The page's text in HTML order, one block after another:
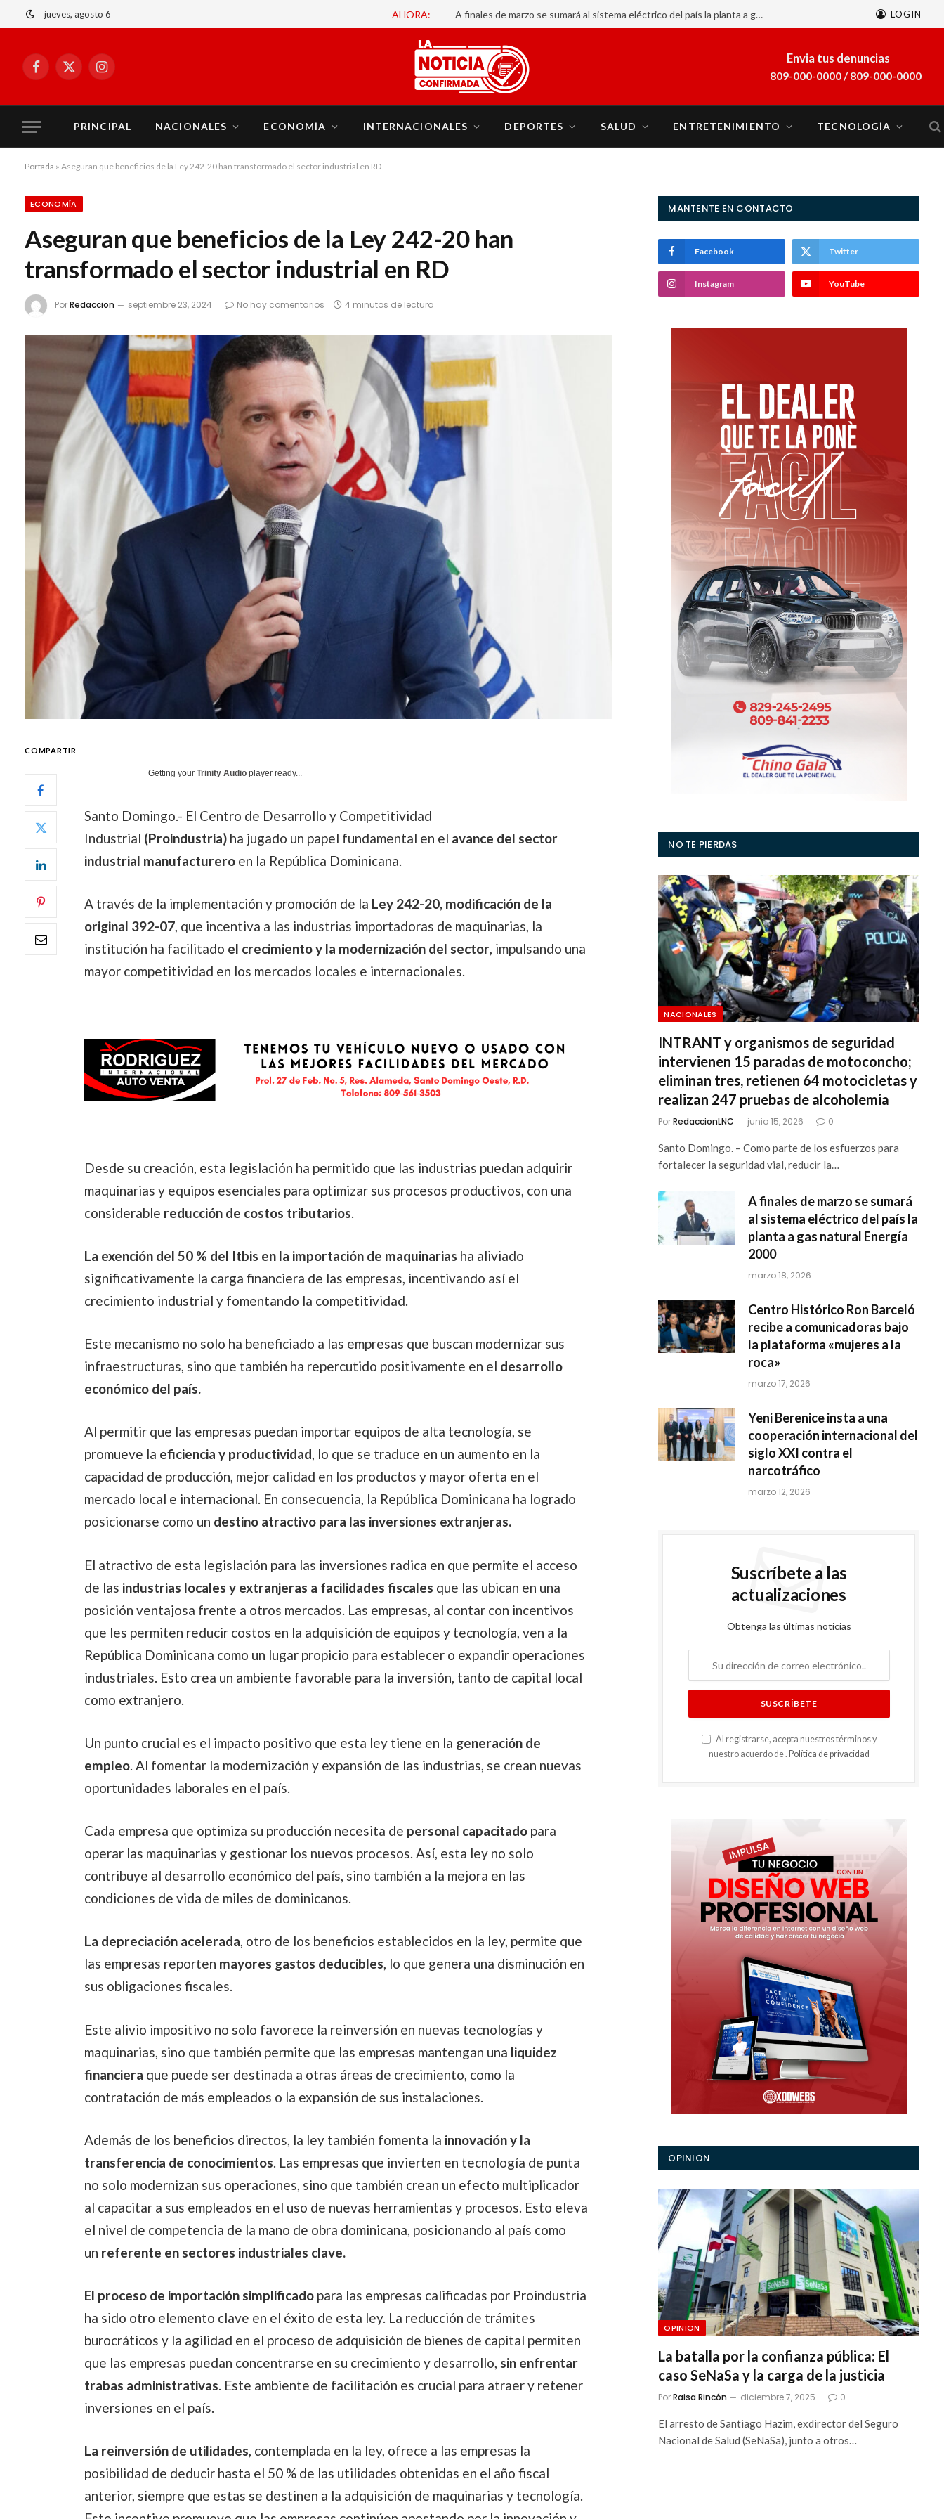
jueves, agosto 6 AHORA: A finales de marzo se sumará al sistema eléctrico del país la planta a gas natural Energía 2000 LOGIN
Facebook
X
Instagram
Envia tus denuncias
809-000-0000 / 809-000-0000
PRINCIPAL NACIONALES ECONOMÍA INTERNACIONALES DEPORTES SALUD ENTRETENIMIENTO TECNOLOGÍA
Portada » Aseguran que beneficios de la Ley 242-20 han transformado el sector industrial en RD
ECONOMÍA
Aseguran que beneficios de la Ley 242-20 han
transformado el sector industrial en RD
PorRedaccion septiembre 23, 2024 No hay comentarios 4 minutos de lectura
COMPARTIR
Getting your Trinity Audioplayer ready...
Santo Domingo.- El Centro de Desarrollo y Competitividad
Industrial (Proindustria)ha jugado un papel fundamental en el avance del sector
industrial manufactureroen la República Dominicana.
A través de la implementación y promoción de la Ley 242-20, modificación de la
original 392-07, que incentiva a las industrias importadoras de maquinarias, la
institución ha facilitado el crecimiento y la modernización del sector, impulsando una
mayor competitividad en los mercados locales e internacionales.
Desde su creación, esta legislación ha permitido que las industrias puedan adquirir
maquinarias y equipos esenciales para optimizar sus procesos productivos, con una
considerable reducción de costos tributarios.
La exención del 50 % del Itbis en la importación de maquinarias ha aliviado
significativamente la carga financiera de las empresas, incentivando así el
crecimiento industrial y fomentando la competitividad.
Este mecanismo no solo ha beneficiado a las empresas que buscan modernizar sus
infraestructuras, sino que también ha repercutido positivamente en el desarrollo
económico del país.
Al permitir que las empresas puedan importar equipos de alta tecnología, se
promueve la eficiencia y productividad, lo que se traduce en un aumento en la
capacidad de producción, mejor calidad en los productos y mayor oferta en el
mercado local e internacional. En consecuencia, la República Dominicana ha logrado
posicionarse como un destino atractivo para las inversiones extranjeras.
El atractivo de esta legislación para las inversiones radica en que permite el acceso
de las industrias locales y extranjeras a facilidades fiscales que las ubican en una
posición ventajosa frente a otros mercados. Las empresas, al contar con incentivos
que les permiten reducir costos en la adquisición de equipos y tecnología, ven a la
República Dominicana como un lugar propicio para establecer o expandir operaciones
industriales. Esto crea un ambiente favorable para la inversión, tanto de capital local
como extranjero.
Un punto crucial es el impacto positivo que esta ley tiene en la generación de
empleo. Al fomentar la modernización y expansión de las industrias, se crean nuevas
oportunidades laborales en el país.
Cada empresa que optimiza su producción necesita de personal capacitadopara
operar las maquinarias y gestionar los nuevos procesos. Así, esta ley no solo
contribuye al desarrollo económico del país, sino también a la mejora en las
condiciones de vida de miles de dominicanos.
La depreciación acelerada, otro de los beneficios establecidos en la ley, permite que
las empresas reporten mayores gastos deducibles, lo que genera una disminución en
sus obligaciones fiscales.
Este alivio impositivo no solo favorece la reinversión en nuevas tecnologías y
maquinarias, sino que también permite que las empresas mantengan una liquidez
financiera que puede ser destinada a otras áreas de crecimiento, como la
contratación de más empleados o la expansión de sus instalaciones.
Además de los beneficios directos, la ley también fomenta la innovación y la
transferencia de conocimientos. Las empresas que invierten en tecnología de punta
no solo modernizan sus operaciones, sino que también crean un efecto multiplicador
al capacitar a sus empleados en el uso de nuevas herramientas y procesos. Esto eleva
el nivel de competencia de la mano de obra dominicana, posicionando al país como
un referente en sectores industriales clave.
El proceso de importación simplificadopara las empresas calificadas por Proindustria
ha sido otro elemento clave en el éxito de esta ley. La reducción de trámites
burocráticos y la agilidad en el proceso de adquisición de bienes de capital permiten
que las empresas puedan concentrarse en su crecimiento y desarrollo, sin enfrentar
trabas administrativas. Este ambiente de facilitación es crucial para atraer y retener
inversiones en el país.
La reinversión de utilidades, contemplada en la ley, ofrece a las empresas la
posibilidad de deducir hasta el 50 % de las utilidades obtenidas en el año fiscal
anterior, siempre que estas se destinen a la adquisición de maquinarias y tecnología.
MANTENTE EN CONTACTO
Facebook Twitter
Instagram YouTube
NO TE PIERDAS
NACIONALES
INTRANT y organismos de seguridad
intervienen 15 paradas de motoconcho;
eliminan tres, retienen 64 motocicletas y
realizan 247 pruebas de alcoholemia
PorRedaccionLNC junio 15, 2026 0
Santo Domingo. – Como parte de los esfuerzos para
fortalecer la seguridad vial, reducir la…
A finales de marzo se sumará
al sistema eléctrico del país la
planta a gas natural Energía
2000
marzo 18, 2026
Centro Histórico Ron Barceló
recibe a comunicadoras bajo
la plataforma «mujeres a la
roca»
marzo 17, 2026
Yeni Berenice insta a una
cooperación internacional del
siglo XXI contra el
narcotráfico
marzo 12, 2026
Suscríbete a las
actualizaciones
Obtenga las últimas noticias
Al registrarse, acepta nuestros términos y
nuestro acuerdo de . Política de privacidad
OPINION
OPINION
La batalla por la confianza pública: El
caso SeNaSa y la carga de la justicia
PorRaisa Rincón diciembre 7, 2025 0
El arresto de Santiago Hazim, exdirector del Seguro
Nacional de Salud (SeNaSa), junto a otros…